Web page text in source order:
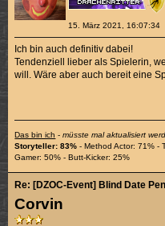
15. März 2021, 16:07:34
Ich bin auch definitiv dabei!
Tendenziell lieber als Spielerin,
will. Wäre aber auch bereit eine
Das bin ich -müsste mal aktualisiert
Storyteller: 83% - Method Actor: 71% -
Gamer: 50% - Butt-Kicker: 25%
Corvin
Re: [DZOC-Event] Blind Date